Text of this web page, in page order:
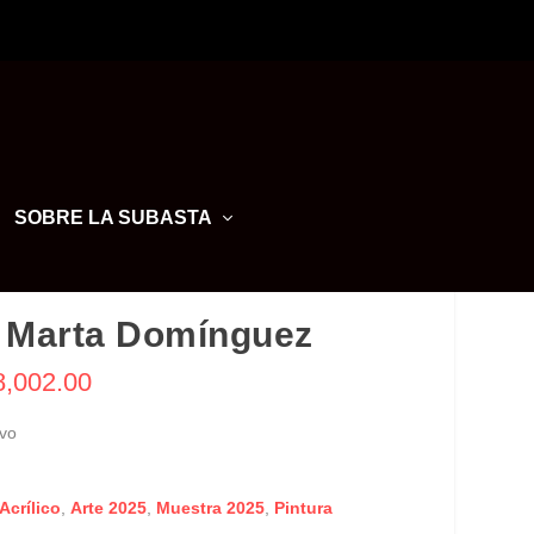
SOBRE LA SUBASTA
Domínguez
Acrílico Arte 2025 Muestra 2025 Pintura